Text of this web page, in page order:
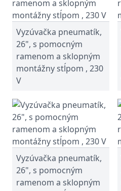
Vyzúvačka pneumatík,
26", s pomocným
ramenom a sklopným
montážny stĺpom , 230
V
Vyzúvačka pneumatík,
26", s pomocným
ramenom a sklopným